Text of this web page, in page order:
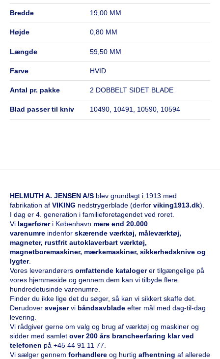
bredde 19,00 MM
højde 0,80 MM
længde 59,50 MM
farve HVID
antal pr. pakke 2 DOBBELT SIDET BLADE
blad passer til kniv 10490, 10491, 10590, 10594
HELMUTH A. JENSEN A/S blev grundlagt i 1913 med
fabrikation af VIKING nedstrygerblade (derfor viking1913.dk).
I dag er 4. generation i familieforetagendet ved roret.
Vi lagerfører i København mere end 20.000
varenumre indenfor skærende værktøj, måleværktøj,
magneter, rustfrit autoklaverbart værktøj,
magnetboremaskiner, mærkemaskiner, sikkerhedsknive og
lygter.
Vores leverandørers omfattende katalogerer tilgængelige på
vores hjemmeside og gennem dem kan vi tilbyde flere
hundredetusinde varenumre.
Finder du ikke lige det du søger, så kan vi sikkert skaffe det.
Derudover svejservi båndsavblade efter mål med dag-til-dag
levering.
Vi rådgiver gerne om valg og brug af værktøj og maskiner og
sidder med samlet over 200 års brancheerfaring klar ved
telefonen på +45 44 91 11 77
Vi sælger gennem forhandlere og hurtig afhentning af allerede